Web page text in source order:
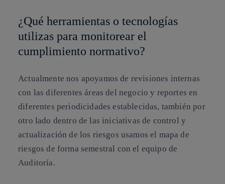
¿Qué herramientas o tecnologías
utilizas para monitorear el
cumplimiento normativo?
Actualmente nos apoyamos de revisiones internas
con las diferentes áreas del negocio y reportes en
diferentes periodicidades establecidas, también por
otro lado dentro de las iniciativas de control y
actualización de los riesgos usamos el mapa de
riesgos de forma semestral con el equipo de
Auditoría.